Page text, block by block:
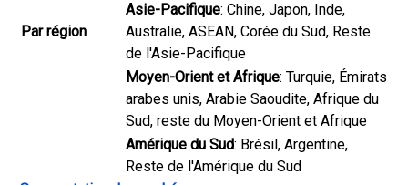
Par région
Asie-Pacifique: Chine, Japon, Inde,
Australie, ASEAN, Corée du Sud, Reste
de l'Asie-Pacifique
Moyen-Orient et Afrique: Turquie, Émirats
arabes unis, Arabie Saoudite, Afrique du
Sud, reste du Moyen-Orient et Afrique
Amérique du Sud: Brésil, Argentine,
Reste de l'Amérique du Sud